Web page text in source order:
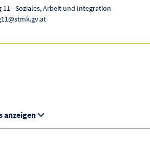
11 - Soziales, Arbeit und Integration
anzeigen